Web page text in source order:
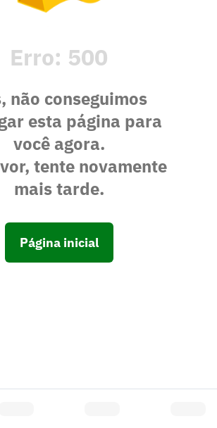
Erro: 500
não conseguimos
esta página para
você agora.
tente novamente
mais tarde.
Página inicial